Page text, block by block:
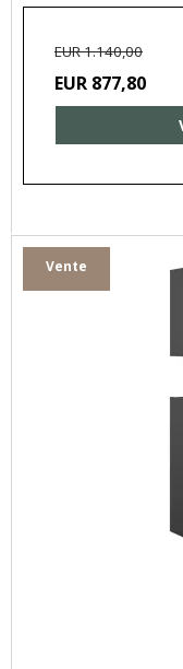
EUR 1.140,00
EUR 877,80
Vente